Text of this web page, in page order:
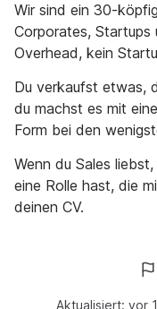
Wir sind ein 30-
Corporates, Startups
Overhead, kein
Du verkaufst etwas,
du machst es mit
Form bei den
Wenn du Sales
eine Rolle hast, die
deinen CV.
Aktualisiert: vor